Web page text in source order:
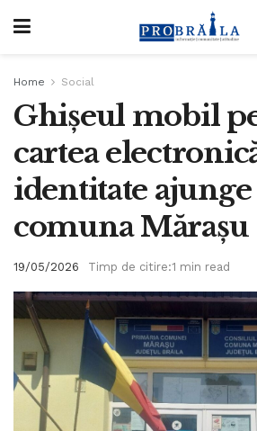
Home Social
Ghișeul mobil
cartea
identitate
comuna Mărașu
19/05/2026 Timp de citire:1 min read